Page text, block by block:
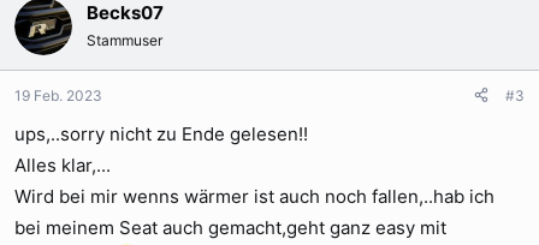
Becks07
Stammuser
19 Feb. 2023 #3
ups,..sorry nicht zu Ende gelesen!!
Alles klar,...
Wird bei mir wenns wärmer ist auch noch fallen,..hab ich
bei meinem Seat auch gemacht,geht ganz easy mit